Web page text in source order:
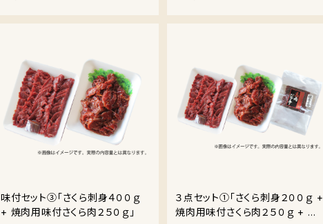
味付セット③「さくら刺身４００ｇ
+ 焼肉用味付さくら肉２５０ｇ」
３点セット①「さくら刺身２００ｇ +
焼肉用味付さくら肉２５０ｇ + 馬